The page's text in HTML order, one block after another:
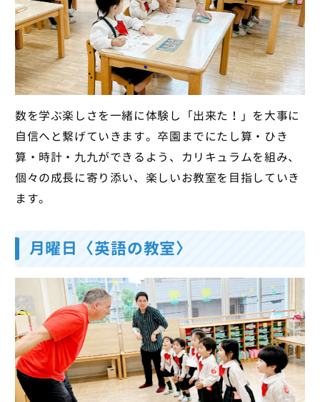
数を学ぶ楽しさを一緒に体験し「出来た！」を大事に
自信へと繋げていきます。卒園までにたし算・ひき
算・時計・九九ができるよう、カリキュラムを組み、
個々の成長に寄り添い、楽しいお教室を目指していき
ます。
月曜日〈英語の教室〉